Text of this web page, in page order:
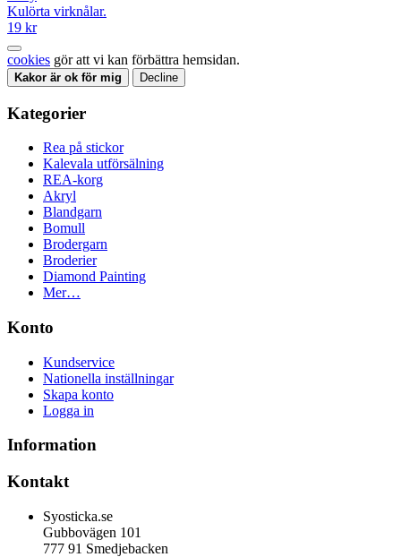
Kulörta virknålar.
19 kr
cookies gör att vi kan förbättra hemsidan.
Kakor är ok för mig Decline
Kategorier
Rea på stickor
Kalevala utförsälning
REA-korg
Akryl
Blandgarn
Bomull
Brodergarn
Broderier
Diamond Painting
Mer…
Konto
Kundservice
Nationella inställningar
Skapa konto
Logga in
Information
Kontakt
Syosticka.se
Gubbovägen 101
777 91 Smedjebacken